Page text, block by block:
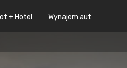
+ Hotel Wynajem aut